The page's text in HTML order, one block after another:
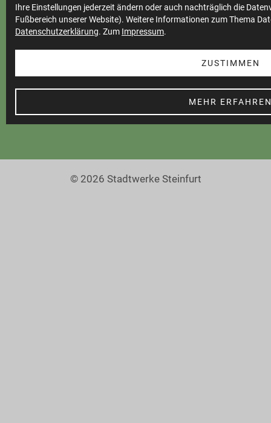
Ihre Einstellungen jederzeit ändern oder auch nachträglich die
Fußbereich unserer Website). Weitere Informationen zum Thema
Datenschutzerklärung. Zum Impressum.
ZUSTIMMEN
MEHR
Teilnahmebedingungen
© 2026 Stadtwerke Steinfurt